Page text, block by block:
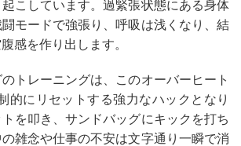
こしています。過緊張状態にある身体
モードで強張り、呼吸は浅くなり、結
感を作り出します。
トレーニングは、このオーバーヒート
的にリセットする強力なハックとなり
を叩き、サンドバッグにキックを打ち
雑念や仕事の不安は文字通り一瞬で消